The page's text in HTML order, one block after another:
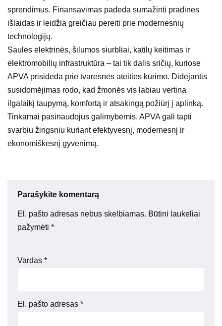
sprendimus. Finansavimas padeda sumažinti pradines
išlaidas ir leidžia greičiau pereiti prie modernesnių
technologijų.
Saulės elektrinės, šilumos siurbliai, katilų keitimas ir
elektromobilių infrastruktūra – tai tik dalis sričių, kuriose
APVA prisideda prie tvaresnės ateities kūrimo. Didėjantis
susidomėjimas rodo, kad žmonės vis labiau vertina
ilgalaikį taupymą, komfortą ir atsakingą požiūrį į aplinką.
Tinkamai pasinaudojus galimybėmis, APVA gali tapti
svarbiu žingsniu kuriant efektyvesnį, modernesnį ir
ekonomiškesnį gyvenimą.
Parašykite komentarą
El. pašto adresas nebus skelbiamas. Būtini laukeliai
pažymėti *
Vardas *
El. pašto adresas *